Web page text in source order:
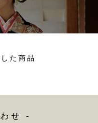
た商品
せ -